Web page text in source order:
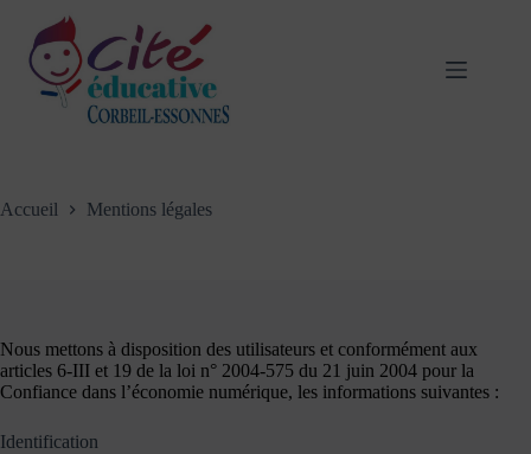
contenu
Accueil Mentions légales
Nous mettons à disposition des utilisateurs et conformément aux
articles 6-III et 19 de la loi n° 2004-575 du 21 juin 2004 pour la
Confiance dans l’économie numérique, les informations suivantes :
Identification